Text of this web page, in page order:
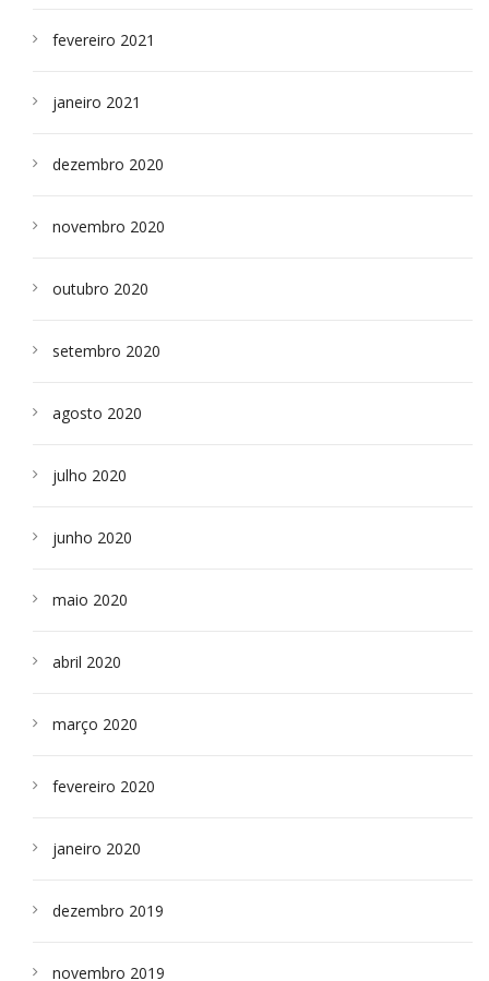
fevereiro 2021
janeiro 2021
dezembro 2020
novembro 2020
outubro 2020
setembro 2020
agosto 2020
julho 2020
junho 2020
maio 2020
abril 2020
março 2020
fevereiro 2020
janeiro 2020
dezembro 2019
novembro 2019